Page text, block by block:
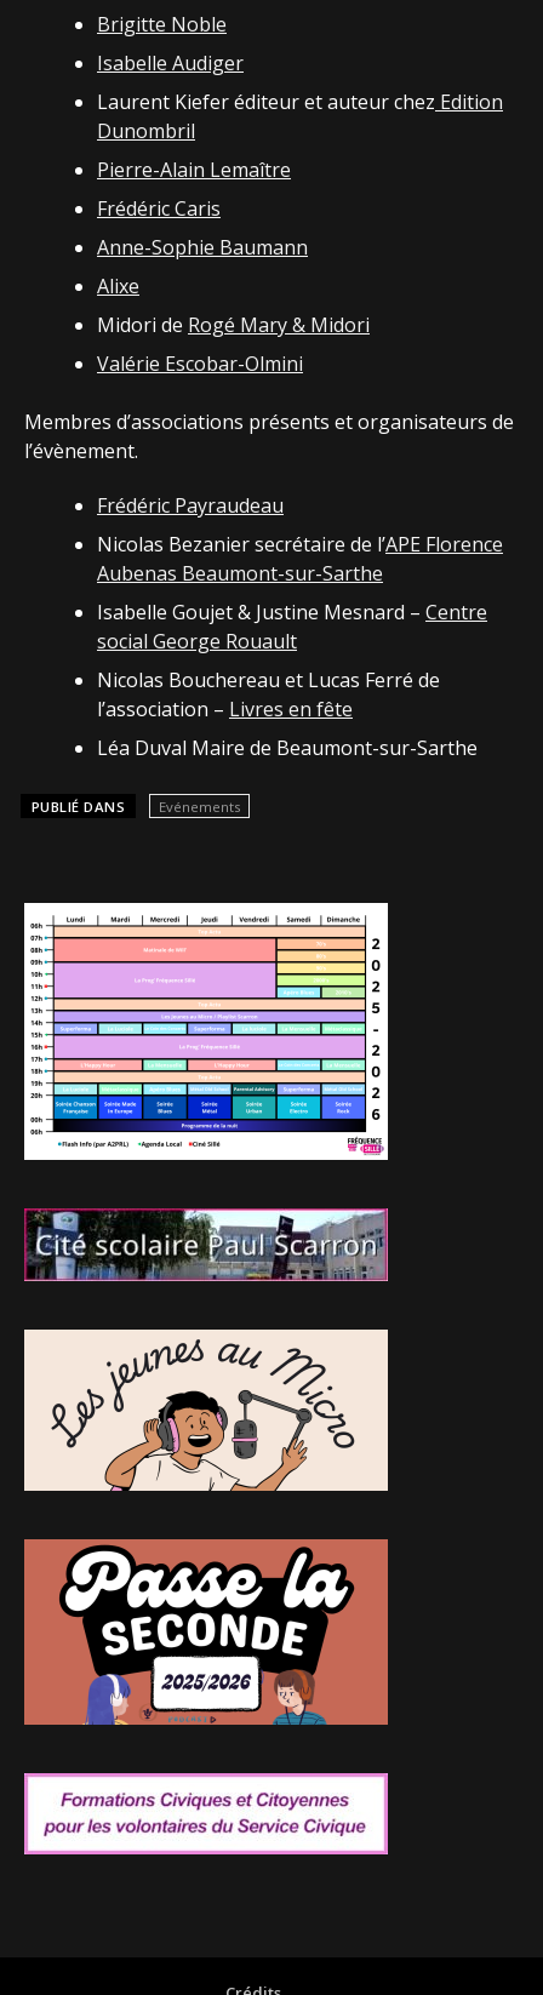
Brigitte Noble
Isabelle Audiger
Laurent Kiefer éditeur et auteur chez Edition
Dunombril
Pierre-Alain Lemaître
Frédéric Caris
Anne-Sophie Baumann
Alixe
Midori de Rogé Mary & Midori
Valérie Escobar-Olmini
Membres d’associations présents et organisateurs de
l’évènement.
Frédéric Payraudeau
Nicolas Bezanier secrétaire de l’APE Florence
Aubenas Beaumont-sur-Sarthe
Isabelle Goujet & Justine Mesnard – Centre
social George Rouault
Nicolas Bouchereau et Lucas Ferré de
l’association – Livres en fête
Léa Duval Maire de Beaumont-sur-Sarthe
PUBLIÉ DANS Evénements